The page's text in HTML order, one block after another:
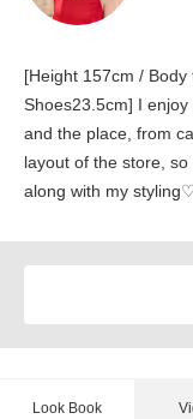
[Height 157cm /
Shoes23.5cm] I
and the place, from
layout of the store,
along with my
Look Book